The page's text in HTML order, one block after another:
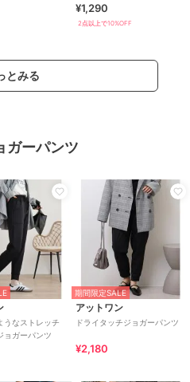
みリブリラックスパンツ 全4色
¥1,290
2点以上で10%OFF
とみる
ガーパンツ
うなストレッチ
ョガーパンツ
期間限定SALE
アットワン
ドライタッチジョガーパンツ
¥2,180